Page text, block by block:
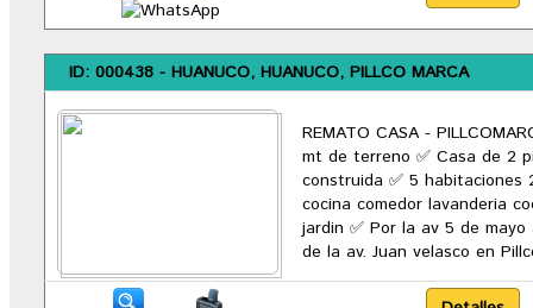
ID: 000438 - HUANUCO, HUANUCO, PILLCO MARCA
REMATO CASA -
mt de terreno ✅ Casa de 2
construida ✅ 5 habitaciones
cocina comedor lavanderia
jardin ✅ Por la av 5 de mayo
de la av. Juan velasco en